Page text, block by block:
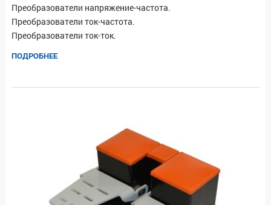
Преобразователи напряжение-частота.
Преобразователи ток-частота.
Преобразователи ток-ток.
ПОДРОБНЕЕ